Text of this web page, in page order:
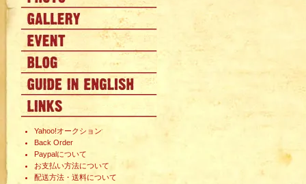
Yahoo!オークション
Back Order
Paypalについて
お支払い方法について
配送方法・送料について